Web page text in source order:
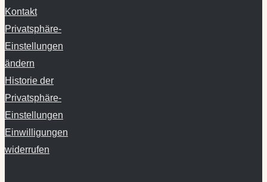
Kontakt
Privatsphäre-
Einstellungen
ändern
Historie der
Privatsphäre-
Einstellungen
Einwilligungen
widerrufen